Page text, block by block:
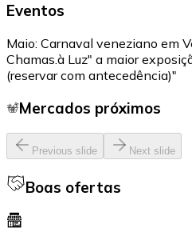
Eventos
Maio: Carnaval veneziano em
Chamas.à Luz" a maior
(reservar com antecedência)"
Mercados próximos
Previous slide Next slide
Boas ofertas